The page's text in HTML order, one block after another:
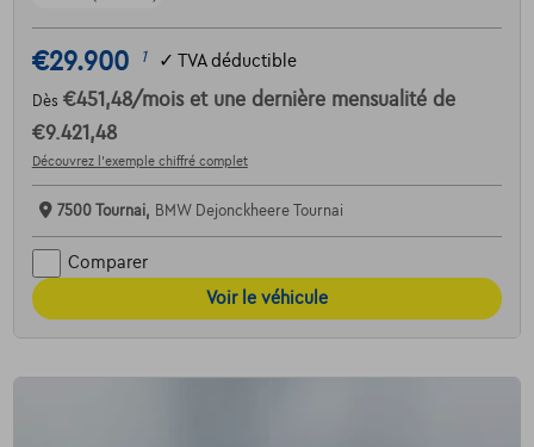
€29.900 1 ✓ TVA déductible
Dès €451,48/mois et une dernière mensualité de
€9.421,48
Découvrez l’exemple chiffré complet
7500 Tournai, BMW Dejonckheere Tournai
Comparer
Voir le véhicule